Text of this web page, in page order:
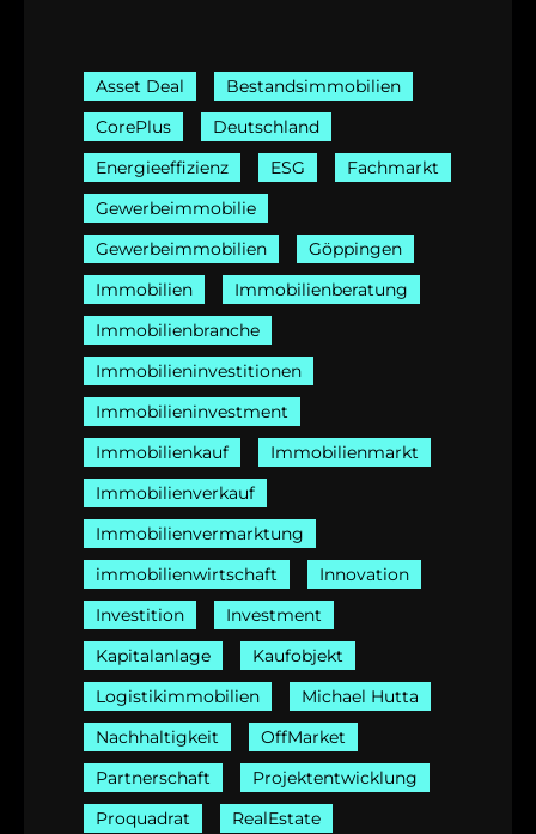
Asset Deal
Bestandsimmobilien
CorePlus
Deutschland
Energieeffizienz
ESG
Fachmarkt
Gewerbeimmobilie
Gewerbeimmobilien
Göppingen
Immobilien
Immobilienberatung
Immobilienbranche
Immobilieninvestitionen
Immobilieninvestment
Immobilienkauf
Immobilienmarkt
Immobilienverkauf
Immobilienvermarktung
immobilienwirtschaft
Innovation
Investition
Investment
Kapitalanlage
Kaufobjekt
Logistikimmobilien
Michael Hutta
Nachhaltigkeit
OffMarket
Partnerschaft
Projektentwicklung
Proquadrat
RealEstate